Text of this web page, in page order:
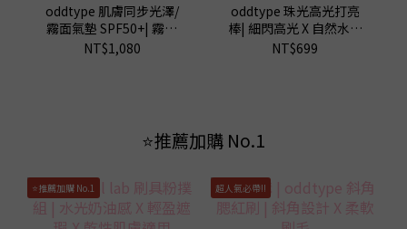
oddtype 肌膚同步光澤/
霧面氣墊 SPF50+| 霧面
底妝 X 光澤底妝 X 輕薄透
亮
NT$1,080
oddtype 珠光高光打亮
棒| 細閃高光 X 自然水光
X 顯色服貼
NT$699
⭐推薦加購 No.1
⭐推薦加購 No.1 超人氣必帶!!